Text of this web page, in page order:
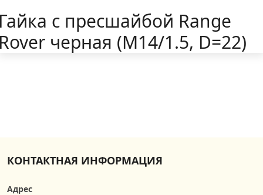
с пресшайбой Range
черная (M14/1.5, D=22)
КОНТАКТНАЯ ИНФОРМАЦИЯ
Адрес